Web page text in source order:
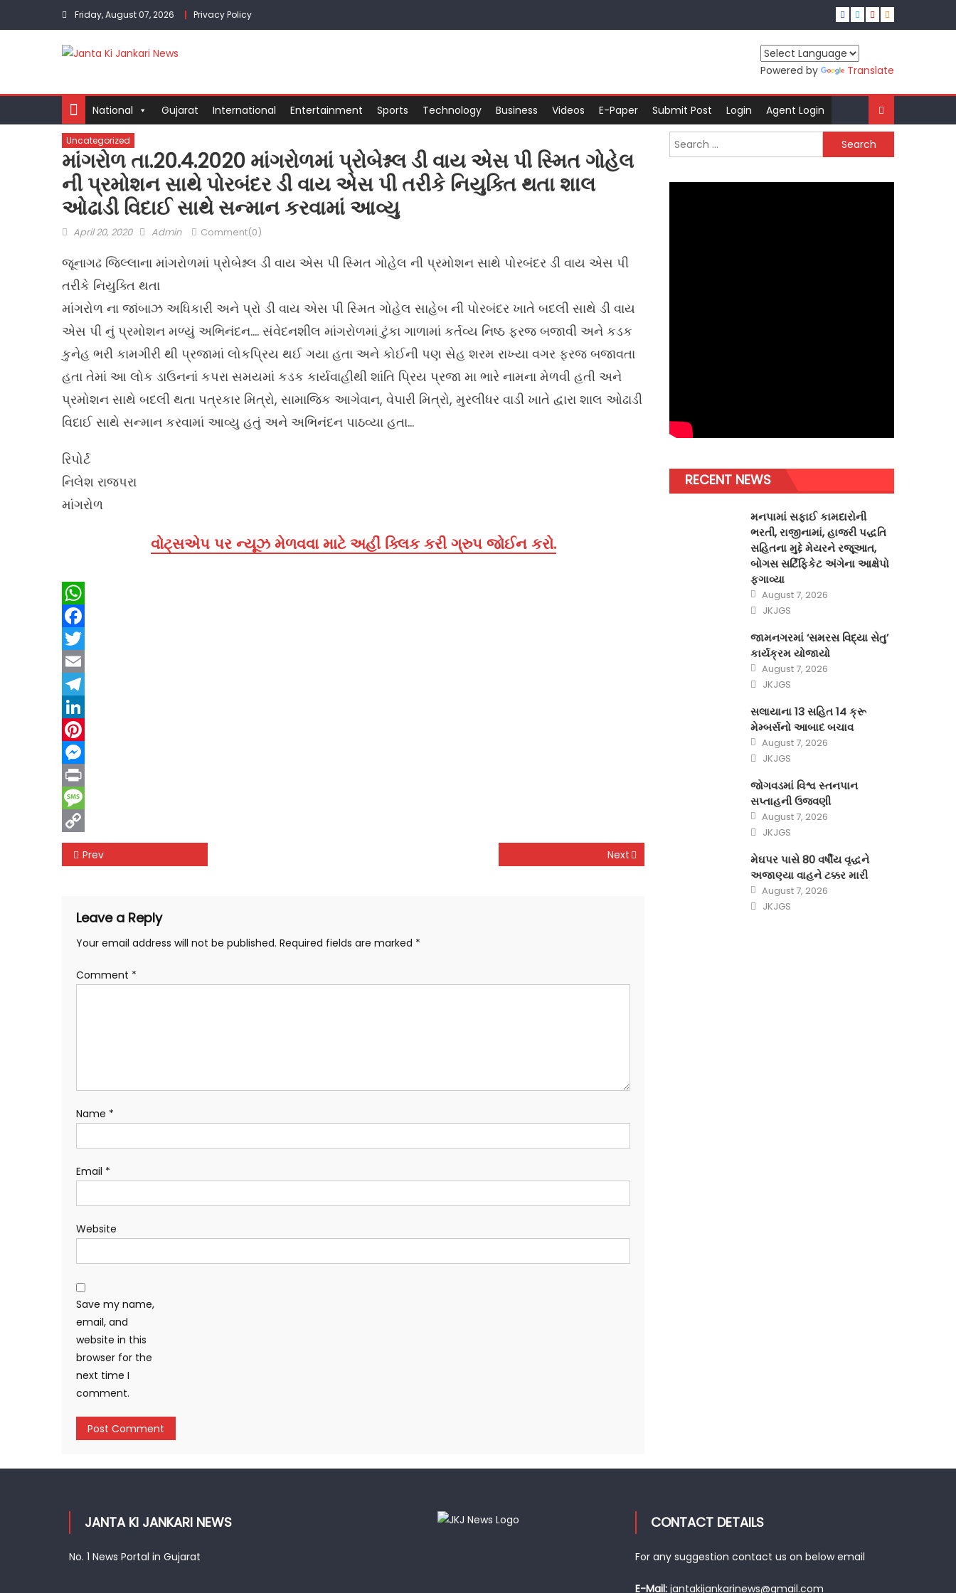
Friday, August 07, 2026 Privacy Policy
Powered by Translate
National Gujarat International Entertainment Sports Technology Business Videos E-Paper Submit Post Login Agent Login
Uncategorized
માંગરોળ તા.20.4.2020 માંગરોળમાં પ્રોબેશ્નલ ડી વાય એસ પી સ્મિત ગોહેલ
ની પ્રમોશન સાથે પોરબંદર ડી વાય એસ પી તરીકે નિયુક્તિ થતા શાલ
ઓઢાડી વિદાઈ સાથે સન્માન કરવામાં આવ્યુ
Posted
April 20, 2020 Author
Admin Comment(0)
જૂનાગઢ જિલ્લાના માંગરોળમાં પ્રોબેશ્નલ ડી વાય એસ પી સ્મિત ગોહેલ ની પ્રમોશન સાથે પોરબંદર ડી વાય એસ પી
તરીકે નિયુક્તિ થતા
માંગરોળ ના જાંબાઝ અધિકારી અને પ્રો ડી વાય એસ પી સ્મિત ગોહેલ સાહેબ ની પોરબંદર ખાતે બદલી સાથે ડી વાય
એસ પી નું પ્રમોશન મળ્યું અભિનંદન…. સંવેદનશીલ માંગરોળમાં ટુંકા ગાળામાં કર્તવ્ય નિષ્ઠ ફરજ બજાવી અને કડક
કુનેહ ભરી કામગીરી થી પ્રજામાં લોકપ્રિય થઈ ગયા હતા અને કોઈની પણ સેહ શરમ રાખ્યા વગર ફરજ બજાવતા
હતા તેમાં આ લોક ડાઉનનાં કપરા સમયમાં કડક કાર્યવાહીથી શાંતિ પ્રિય પ્રજા મા ભારે નામના મેળવી હતી અને
પ્રમોશન સાથે બદલી થતા પત્રકાર મિત્રો, સામાજિક આગેવાન, વેપારી મિત્રો, મુરલીધર વાડી ખાતે દ્વારા શાલ ઓઢાડી
વિદાઈ સાથે સન્માન કરવામાં આવ્યુ હતું અને અભિનંદન પાઠવ્યા હતા…
રિપોર્ટ
નિલેશ રાજપરા
માંગરોળ
વોટ્સએપ પર ન્યૂઝ મેળવવા માટે અહીં ક્લિક કરી ગ્રુપ જોઈન કરો.
WhatsApp
Facebook
Twitter
Email
Telegram
LinkedIn
Pinterest
Messenger
Print
Message
Copy
LinkPost
Prev Next
Leave a Reply
Your email address will not be published. Required fields are marked *
Comment *
Name *
Email *
Website
Save my name,
email, and
website in this
browser for the
next time I
comment.
Search
for:
RECENT NEWS
મનપામાં સફાઈ કામદારોની
ભરતી, રાજીનામાં, હાજરી પદ્ધતિ
સહિતના મુદ્દે મેયરને રજૂઆત,
બોગસ સર્ટિફિકેટ અંગેના આક્ષેપો
ફગાવ્યા
Posted
on
August 7, 2026
Author
JKJGS
જામનગરમાં ‘સમરસ વિદ્યા સેતુ’
કાર્યક્રમ યોજાયો
Posted
on
August 7, 2026
Author
JKJGS
સલાયાના 13 સહિત 14 ક્રૂ
મેમ્બર્સનો આબાદ બચાવ‎
Posted
on
August 7, 2026
Author
JKJGS
જોગવડમાં વિશ્વ સ્તનપાન
સપ્તાહની ઉજવણી
Posted
on
August 7, 2026
Author
JKJGS
મેઘપર પાસે 80 વર્ષીય વૃદ્ધને
અજાણ્યા વાહને ટક્કર મારી
Posted
on
August 7, 2026
Author
JKJGS
JANTA KI JANKARI NEWS
No. 1 News Portal in Gujarat
CONTACT DETAILS
For any suggestion contact us on below email
E-Mail: jantakijankarinews@gmail.com